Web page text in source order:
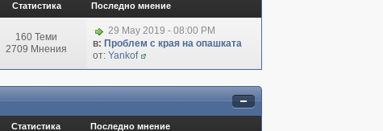
Статистика Последно мнение
160 Теми
2709 Мнения
29 May 2019 - 08:00 PM
в: Проблем с края на опашката
от: Yankof
Статистика Последно мнение